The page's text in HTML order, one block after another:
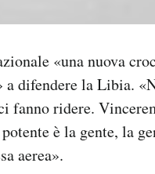
«una nuova
difendere la Libia.
fanno ridere.
è la gente, la
aerea».